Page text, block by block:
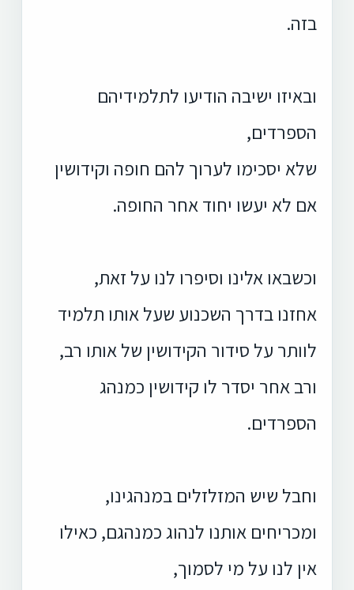
בזה.
ובאיזו ישיבה הודיעו לתלמידיהם
הספרדים,
שלא יסכימו לערוך להם חופה וקידושין
אם לא יעשו יחוד אחר החופה.
וכשבאו אלינו וסיפרו לנו על זאת,
אחזנו בדרך השכנוע שעל אותו תלמיד
לוותר על סידור הקידושין של אותו רב,
ורב אחר יסדר לו קידושין כמנהג
הספרדים.
וחבל שיש המזלזלים במנהגינו,
ומכריחים אותנו לנהוג כמנהגם, כאילו
אין לנו על מי לסמוך,